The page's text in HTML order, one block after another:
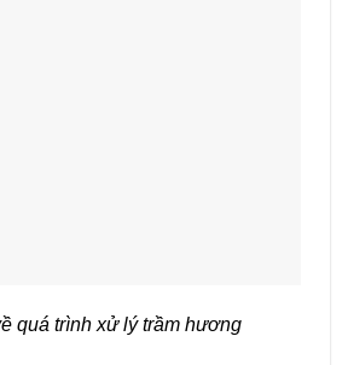
quá trình xử lý trầm hương